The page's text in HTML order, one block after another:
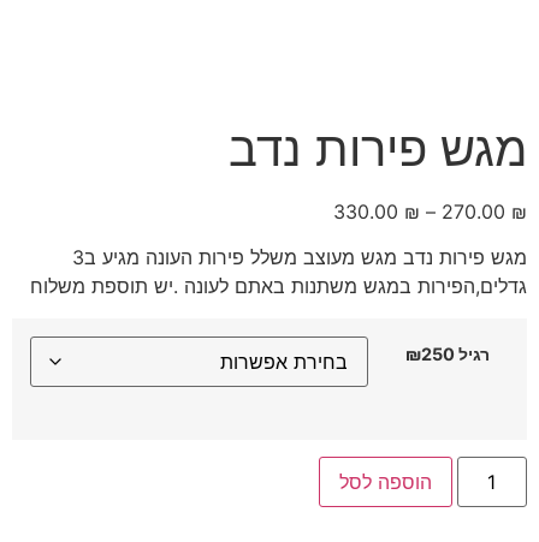
מגש פירות נדב
270.00 ₪
–
330.00 ₪
מגש פירות נדב מגש מעוצב משלל פירות העונה מגיע ב3
גדלים,הפירות במגש משתנות באתם לעונה .יש תוספת משלוח
רגיל ₪250
הוספה לסל